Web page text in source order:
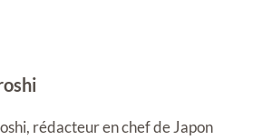
rédacteur en chef de Japon